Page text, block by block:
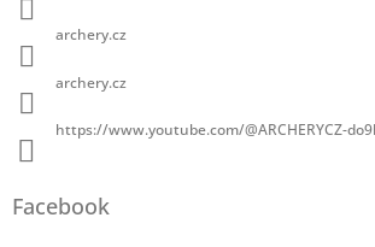
archery.cz
archery.cz
https://www.youtube.com/@ARCHERYCZ-
Facebook